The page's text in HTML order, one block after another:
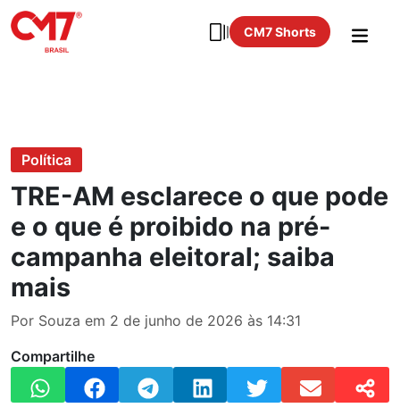
CM7 Shorts
Política
TRE-AM esclarece o que pode
e o que é proibido na pré-
campanha eleitoral; saiba
mais
Por Souza em 2 de junho de 2026 às 14:31
Compartilhe